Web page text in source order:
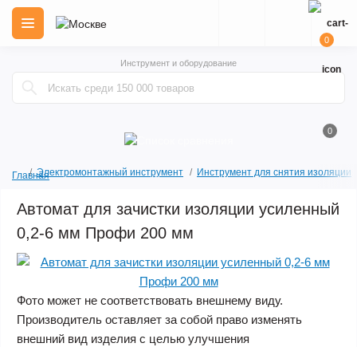
Инструмент и оборудование
0
0
ГлавнаяЭлектромонтажный инструмент Инструмент для снятия изоляции
Автомат для зачистки изоляции усиленный
0,2-6 мм Профи 200 мм
Фото может не соответствовать внешнему виду.
Производитель оставляет за собой право изменять
внешний вид изделия с целью улучшения